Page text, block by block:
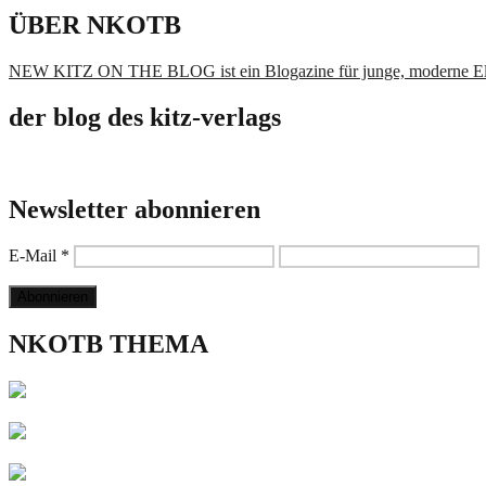
ÜBER NKOTB
NEW KITZ ON THE BLOG ist ein Blogazine für junge, moderne
der blog des kitz-verlags
Newsletter abonnieren
E-Mail *
NKOTB THEMA